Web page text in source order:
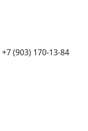
+7 (903) 170-13-84